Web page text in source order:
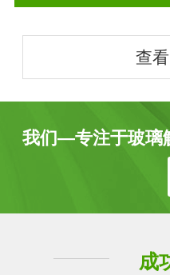
查
我们—专注于玻璃
成